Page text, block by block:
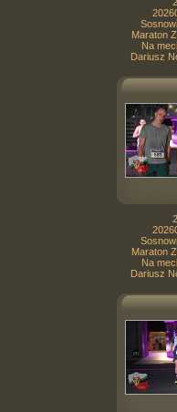
Maraton
Na
Dariusz
Maraton
Na
Dariusz